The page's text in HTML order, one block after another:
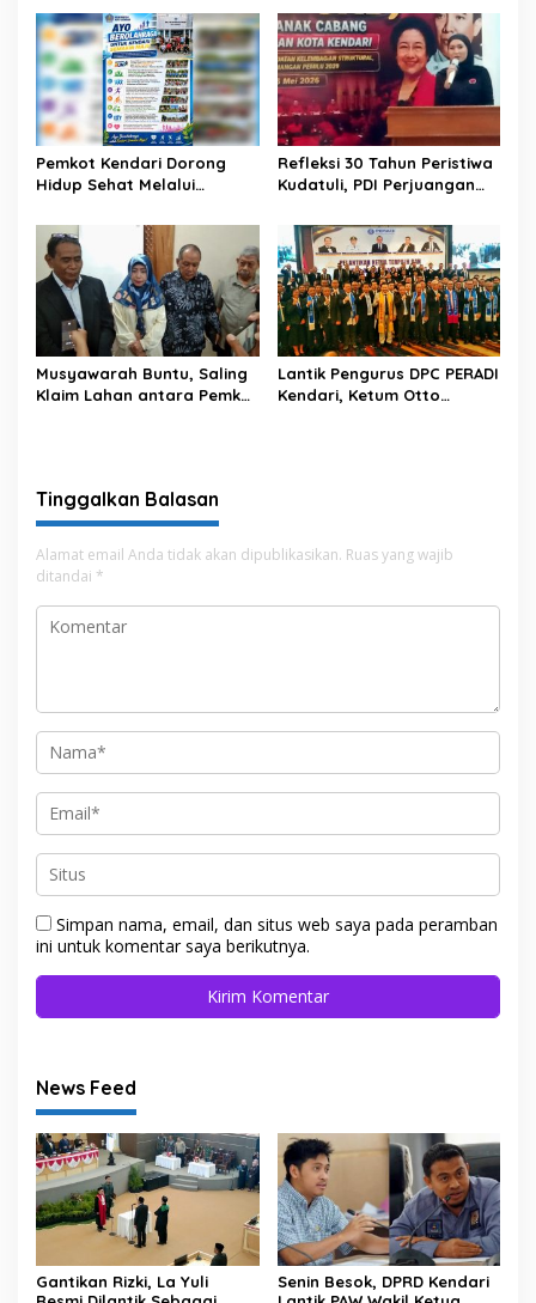
Kendari
Melenggang
Pemkot Kendari Dorong
Hidup Sehat Melalui
Warga
Refleksi 30 Tahun Peristiwa
Kudatuli, PDI Perjuangan
Diskusi Kebangsaan
Musyawarah Buntu, Saling
Klaim Lahan antara Pemkot
Lantik Pengurus DPC PERADI
Kendari, Ketum Otto
Tinggalkan Balasan
Alamat email Anda tidak akan dipublikasikan. Ruas yang wajib
ditandai *
Simpan nama, email, dan situs web saya pada peramban
ini untuk komentar saya berikutnya.
News Feed
Gantikan Rizki, La Yuli
Senin Besok, DPRD Kendari